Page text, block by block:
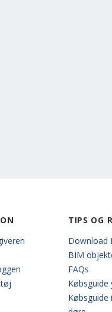
TIPS OG
Download
BIM
FAQs
Købsguide
Købsguide